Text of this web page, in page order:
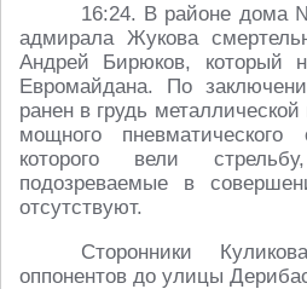
16:24. В районе дома
адмирала Жукова
Андрей Бирюков, который
Евромайдана. По
ранен в грудь
мощного
которого вели
подозреваемые в
отсутствуют.
Сторонники
оппонентов до улицы